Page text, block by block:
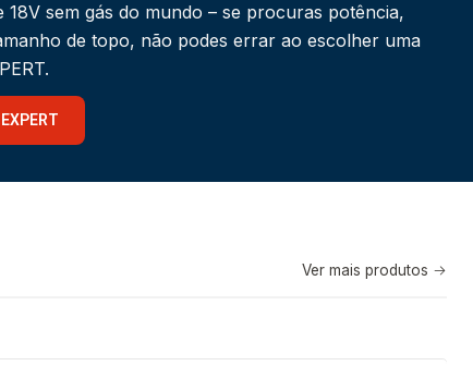
sem gás do mundo – se procuras potência,
de topo, não podes errar ao escolher uma
Ver mais produtos